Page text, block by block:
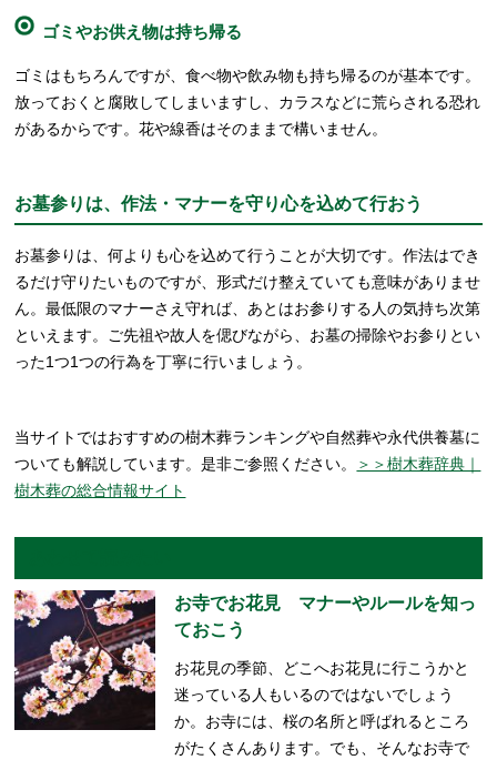
ゴミやお供え物は持ち帰る
ゴミはもちろんですが、食べ物や飲み物も持ち帰るのが基本です。
放っておくと腐敗してしまいますし、カラスなどに荒らされる恐れ
があるからです。花や線香はそのままで構いません。
お墓参りは、作法・マナーを守り心を込めて行おう
お墓参りは、何よりも心を込めて行うことが大切です。作法はでき
るだけ守りたいものですが、形式だけ整えていても意味がありませ
ん。最低限のマナーさえ守れば、あとはお参りする人の気持ち次第
といえます。ご先祖や故人を偲びながら、お墓の掃除やお参りとい
った1つ1つの行為を丁寧に行いましょう。
当サイトではおすすめの樹木葬ランキングや自然葬や永代供養墓に
ついても解説しています。是非ご参照ください。
＞＞樹木葬辞典｜
樹木葬の総合情報サイト
お寺でお花見 マナーやルールを知っ
ておこう
お花見の季節、どこへお花見に行こうかと
迷っている人もいるのではないでしょう
か。お寺には、桜の名所と呼ばれるところ
がたくさんあります。でも、そんなお寺で